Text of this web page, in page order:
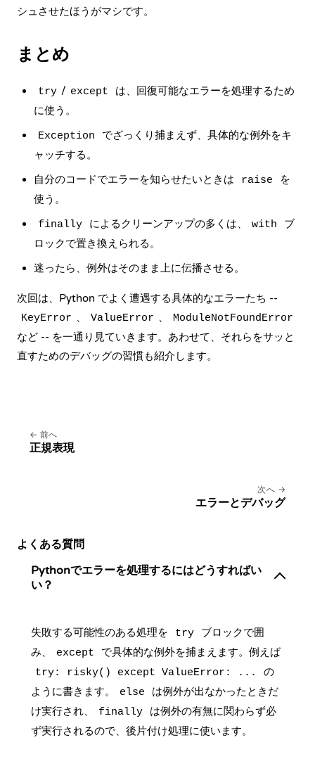
シュさせたほうがマシです。
まとめ
try / except
は、回復可能なエラーを処理するため
に使う。
Exception
でざっくり捕まえず、具体的な例外をキ
ャッチする。
自分のコードでエラーを知らせたいときは
raise
を
使う。
finally によるクリーンアップの多くは、 with
ブ
ロックで置き換えられる。
迷ったら、例外はそのまま上に伝播させる。
次回は、Python でよく遭遇する具体的なエラーたち --
KeyError 、 ValueError 、 ModuleNotFoundError
など -- を一通り見ていきます。あわせて、それらをサッと
直すためのデバッグの習慣も紹介します。
前へ
正規表現
次へ
エラーとデバッグ
よくある質問
Pythonでエラーを処理するにはどうすればい
い？
失敗する可能性のある処理を try
ブロックで囲
み、
except で具体的な例外を捕まえます。例えば
try: risky() except ValueError: ...
の
ように書きます。
else
は例外が出なかったときだ
け実行され、
finally
は例外の有無に関わらず必
ず実行されるので、後片付け処理に使います。